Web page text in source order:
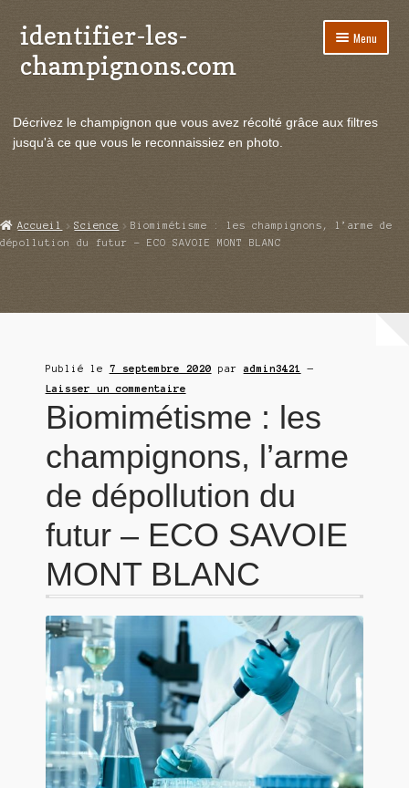
Aller
à
la
Aller
au
contenu
identifier-les-
champignons.com
Menu
le
Actualités
menu
Echanges et contacts
Ouvrir
Décrivez le champignon que vous avez récolté grâce aux filtres
jusqu'à ce que vous le reconnaissiez en photo.
Accueil Science
Biomimétisme : les champignons, l’arme de
dépollution du futur – ECO SAVOIE MONT BLANC
Publié le 7 septembre 2020 paradmin3421
—
Laisser un commentaire
Biomimétisme : les
champignons, l’arme
de dépollution du
futur – ECO SAVOIE
MONT BLANC